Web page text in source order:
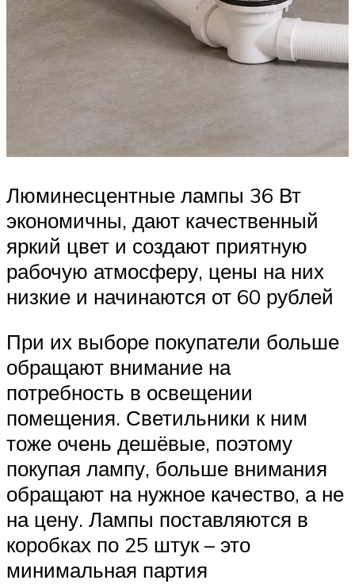
Люминесцентные лампы 36 Вт
экономичны, дают качественный
яркий цвет и создают приятную
рабочую атмосферу, цены на них
низкие и начинаются от 60 рублей
При их выборе покупатели больше
обращают внимание на
потребность в освещении
помещения. Светильники к ним
тоже очень дешёвые, поэтому
покупая лампу, больше внимания
обращают на нужное качество, а не
на цену. Лампы поставляются в
коробках по 25 штук – это
минимальная партия